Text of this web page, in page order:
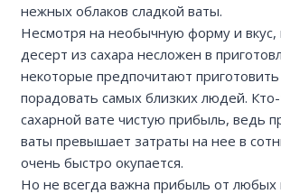
нежных облаков сладкой ваты.
Несмотря на необычную форму и вкус,
десерт из сахара несложен в
некоторые предпочитают
порадовать самых близких людей.
сахарной вате чистую прибыль, ведь
ваты превышает затраты на нее в
очень быстро окупается.
Но не всегда важна прибыль от